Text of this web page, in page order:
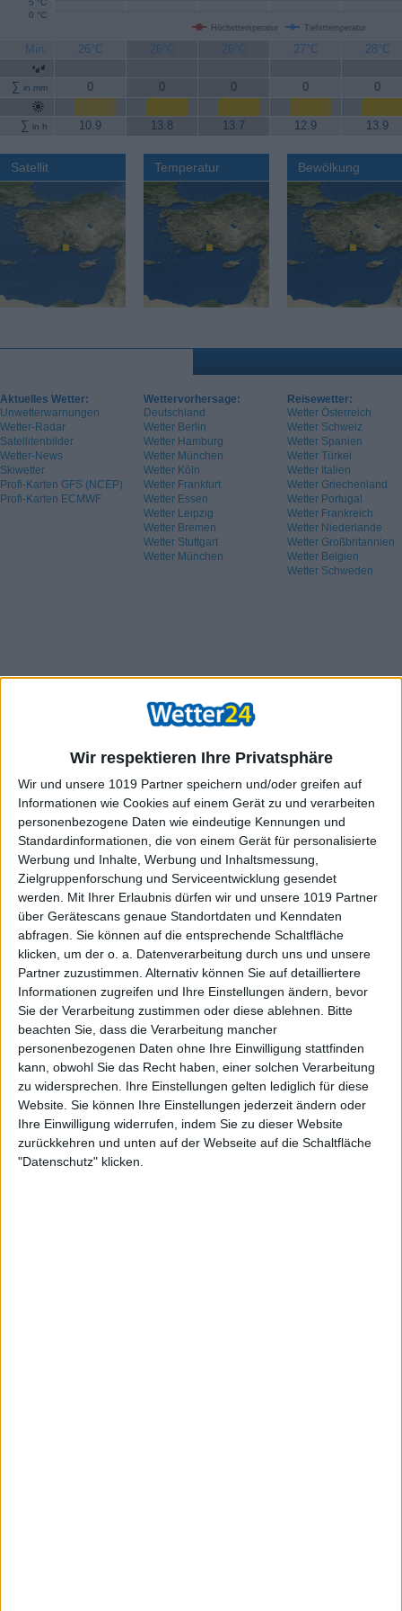
Wir respektieren Ihre Privatsphäre
Wir und unsere 1019 Partner speichern und/oder greifen auf
Informationen wie Cookies auf einem Gerät zu und verarbeiten
personenbezogene Daten wie eindeutige Kennungen und
Standardinformationen, die von einem Gerät für personalisierte
Werbung und Inhalte, Werbung und Inhaltsmessung,
Zielgruppenforschung und Serviceentwicklung gesendet
werden.
Mit Ihrer Erlaubnis dürfen wir und unsere 1019 Partner
über Gerätescans genaue Standortdaten und Kenndaten
abfragen. Sie können auf die entsprechende Schaltfläche
klicken, um der o. a. Datenverarbeitung durch uns und unsere
Partner zuzustimmen. Alternativ können Sie auf detailliertere
Informationen zugreifen und Ihre Einstellungen ändern, bevor
Sie der Verarbeitung zustimmen oder diese ablehnen.
Bitte
beachten Sie, dass die Verarbeitung mancher
personenbezogenen Daten ohne Ihre Einwilligung stattfinden
kann, obwohl Sie das Recht haben, einer solchen Verarbeitung
zu widersprechen. Ihre Einstellungen gelten lediglich für diese
Website. Sie können Ihre Einstellungen jederzeit ändern oder
Ihre Einwilligung widerrufen, indem Sie zu dieser Website
zurückkehren und unten auf der Webseite auf die Schaltfläche
"Datenschutz" klicken.
Höchsttemperatur Tiefsttemperatur
0 °C
5 °C
Min. 26°C 26°C 26°C 27°C 28°C
∑ in mm 0 0 0 0 0
∑ in h 10.9 13.8 13.7 12.9 13.9
Satellit Temperatur Bewölkung
Aktuelles Wetter:
Unwetterwarnungen
Wetter-Radar
Satellitenbilder
Wetter-News
Skiwetter
Profi-Karten GFS (NCEP)
Profi-Karten ECMWF
Wettervorhersage:
Deutschland
Wetter Berlin
Wetter Hamburg
Wetter München
Wetter Köln
Wetter Frankfurt
Wetter Essen
Wetter Leipzig
Wetter Bremen
Wetter Stuttgart
Wetter München
Reisewetter:
Wetter Österreich
Wetter Schweiz
Wetter Spanien
Wetter Türkei
Wetter Italien
Wetter Griechenland
Wetter Portugal
Wetter Frankreich
Wetter Niederlande
Wetter Großbritannien
Wetter Belgien
Wetter Schweden